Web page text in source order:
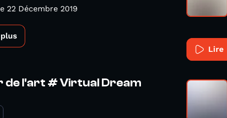
22 Décembre 2019
Lire
de l'art # Virtual Dream